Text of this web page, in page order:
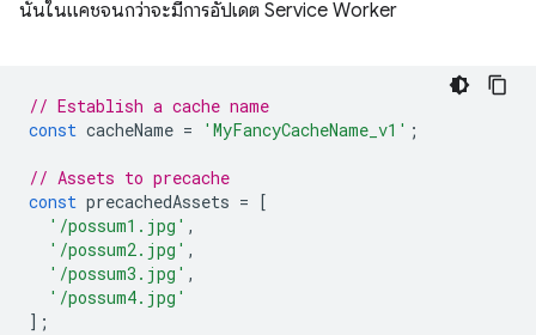
นั้นในแคชจนกว่าจะมีการอัปเดต Service Worker
// Establish a cache name
const cacheName = 'MyFancyCacheName_v1' ;
// Assets to precache
const precachedAssets =
[
'/possum1.jpg' ,
'/possum2.jpg' ,
'/possum3.jpg' ,
'/possum4.jpg'
];